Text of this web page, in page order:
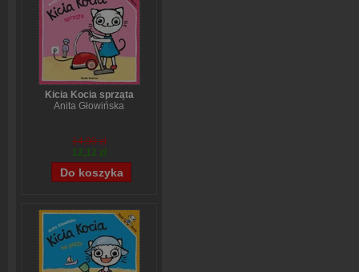
Kicia Kocia sprząta
Anita Głowińska
14,90 zł
12,12 zł